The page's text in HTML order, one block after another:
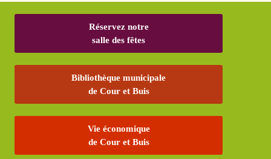
Réservez notre
salle des fêtes
Bibliothèque municipale
de Cour et Buis
Vie économique
de Cour et Buis